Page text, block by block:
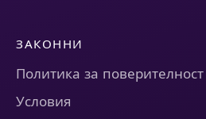
ЗАКОННИ
Политика за поверителност
Условия